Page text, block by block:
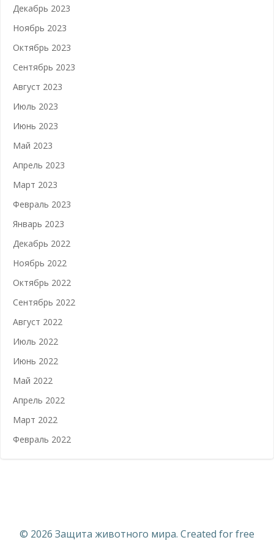
Декабрь 2023
Ноябрь 2023
Октябрь 2023
Сентябрь 2023
Август 2023
Июль 2023
Июнь 2023
Май 2023
Апрель 2023
Март 2023
Февраль 2023
Январь 2023
Декабрь 2022
Ноябрь 2022
Октябрь 2022
Сентябрь 2022
Август 2022
Июль 2022
Июнь 2022
Май 2022
Апрель 2022
Март 2022
Февраль 2022
© 2026 Защита животного мира. Created for free